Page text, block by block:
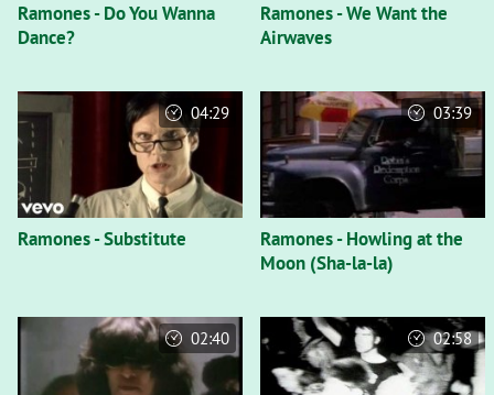
Ramones - Do You Wanna
Dance?
Ramones - We Want the
Airwaves
Ramones - Substitute
04:29
Ramones - Howling at the
Moon (Sha-la-la)
03:39
02:40 02:58